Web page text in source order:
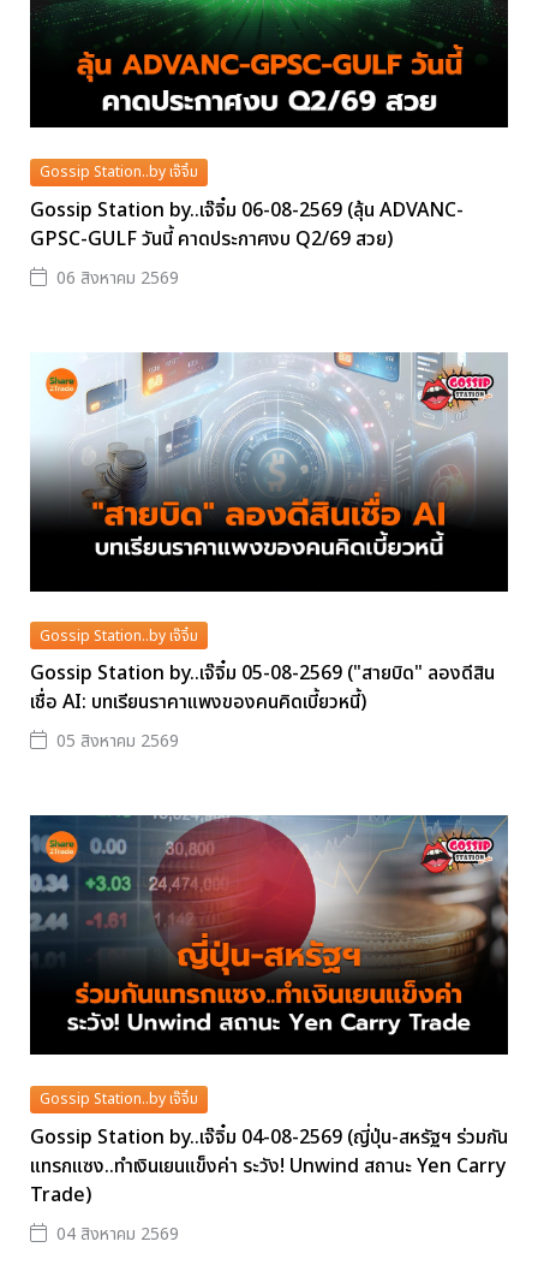
Gossip Station..by เจ๊จิ๋ม
Gossip Station by..เจ๊จิ๋ม 06-08-2569 (ลุ้น ADVANC-
GPSC-GULF วันนี้ คาดประกาศงบ Q2/69 สวย)
06 สิงหาคม 2569
Gossip Station..by เจ๊จิ๋ม
Gossip Station by..เจ๊จิ๋ม 05-08-2569 ("สายบิด" ลองดีสิน
เชื่อ AI: บทเรียนราคาแพงของคนคิดเบี้ยวหนี้)
05 สิงหาคม 2569
Gossip Station..by เจ๊จิ๋ม
Gossip Station by..เจ๊จิ๋ม 04-08-2569 (ญี่ปุ่น-สหรัฐฯ ร่วมกัน
แทรกแซง..ทำเงินเยนแข็งค่า ระวัง! Unwind สถานะ Yen Carry
Trade)
04 สิงหาคม 2569